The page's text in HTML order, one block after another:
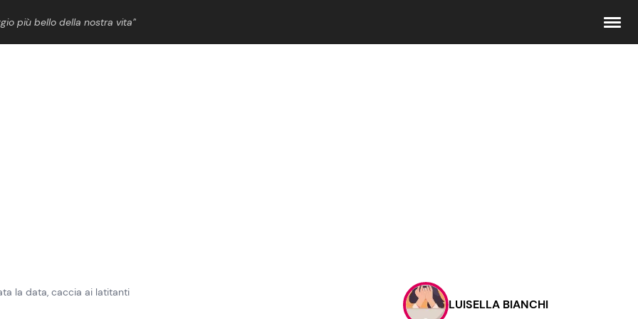
più bello della nostra vita”
Contattaci
Pubblicità
la data, caccia ai latitanti
LUISELLA BIANCHI